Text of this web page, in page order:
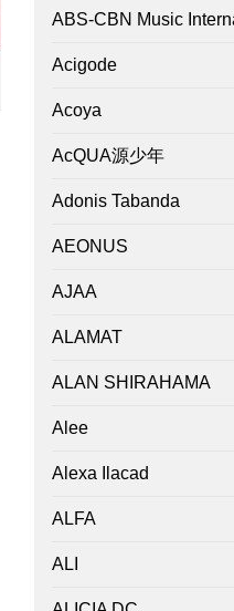
ABS-CBN Music
Acigode
Acoya
AcQUA源少年
Adonis Tabanda
AEONUS
AJAA
ALAMAT
ALAN SHIRAHAMA
Alee
Alexa Ilacad
ALFA
ALI